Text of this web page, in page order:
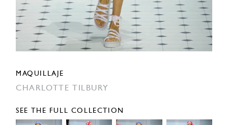
MAQUILLAJE
CHARLOTTE TILBURY
SEE THE FULL COLLECTION